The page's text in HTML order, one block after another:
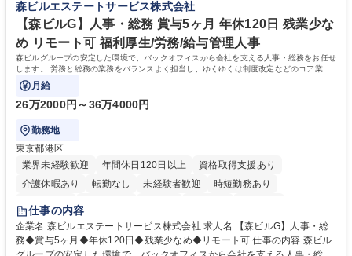
森ビルエステートサービス株式会社
【森ビルG】人事・総務 賞与5ヶ月 年休120日 残業少な
め リモート可 福利厚生/労務/給与管理人事
森ビルグループの安定した環境で、バックオフィスから会社を支える人事・総務をお任せ
します。 労務と総務の業務をバランスよく担当し、ゆくゆくは制度改定などのコア業務
にも挑戦できる、やりがいある環境です。
月給
26万2000円～36万4000円
勤務地
東京都港区
業界未経験歓迎
年間休日120日以上
資格取得支援あり
介護休暇あり
転勤なし 未経験者歓迎
時短勤務あり
経験者歓迎
完全週休2日制
交通費支給 長期歓迎 駅近5分以内 土日祝休み
仕事の内容
企業名 森ビルエステートサービス株式会社 求人名 【森ビルG】人事・総
務◆賞与5ヶ月◆年休120日◆残業少なめ◆リモート可 仕事の内容 森ビル